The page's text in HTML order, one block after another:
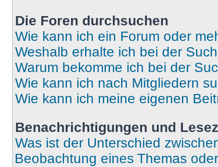
Die Foren durchsuchen
Wie kann ich ein Forum oder
Weshalb erhalte ich bei der
Warum bekomme ich bei der
Wie kann ich nach Mitgliedern
Wie kann ich meine eigenen
Benachrichtigungen und
Was ist der Unterschied
Beobachtung eines Themas